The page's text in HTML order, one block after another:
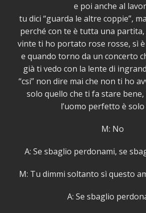
e poi anche al
tu dici “guarda le altre coppie”,
perché con te è tutta una
vinte ti ho portato rose rosse, sì
e quando torno da un concerto
già ti vedo con la lente di
“csi” non dire mai che non ti ho
solo quello che ti fa stare
l’uomo perfetto è solo
M: No
A: Se sbaglio perdonami, se
M: Tu dimmi soltanto sì questo
A: Se sbaglio